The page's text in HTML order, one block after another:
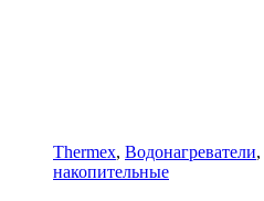
Thermex, Водонагреватели,
накопительные